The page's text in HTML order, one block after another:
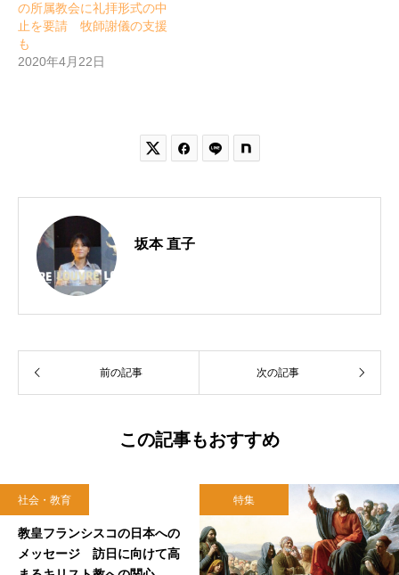
の所属教会に礼拝形式の中
止を要請 牧師謝儀の支援
も
2020年4月22日
 
坂本 直子
前の記事 次の記事
この記事もおすすめ
社会・教育
2019.11.08
教皇フランシスコの日本への
メッセージ 訪日に向けて高
特集